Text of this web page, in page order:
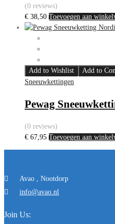
(0 reviews)
€ 38,50 Toevoegen aan
Add to Wishlist
Add to
Sneeuwkettingen
Pewag
(0 reviews)
€ 67,95 Toevoegen aan
Avao , Nootdorp
info@avao.nl
Join Us: